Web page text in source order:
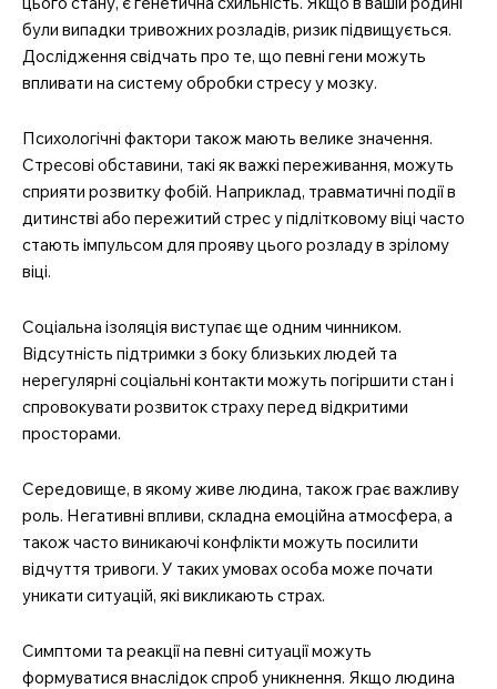
були випадки тривожних розладів, ризик підвищується.
Дослідження свідчать про те, що певні гени можуть
впливати на систему обробки стресу у мозку.
Психологічні фактори також мають велике значення.
Стресові обставини, такі як важкі переживання, можуть
сприяти розвитку фобій. Наприклад, травматичні події в
дитинстві або пережитий стрес у підлітковому віці часто
стають імпульсом для прояву цього розладу в зрілому
віці.
Соціальна ізоляція виступає ще одним чинником.
Відсутність підтримки з боку близьких людей та
нерегулярні соціальні контакти можуть погіршити стан і
спровокувати розвиток страху перед відкритими
просторами.
Середовище, в якому живе людина, також грає важливу
роль. Негативні впливи, складна емоційна атмосфера, а
також часто виникаючі конфлікти можуть посилити
відчуття тривоги. У таких умовах особа може почати
уникати ситуацій, які викликають страх.
Симптоми та реакції на певні ситуації можуть
формуватися внаслідок спроб уникнення. Якщо людина